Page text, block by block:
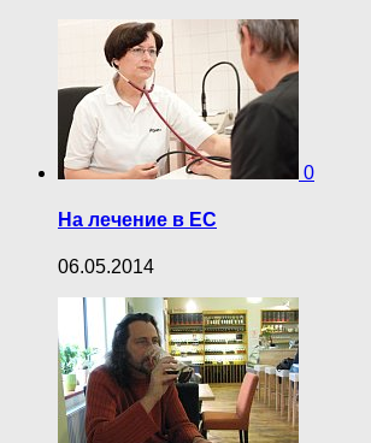
0
На лечение в ЕС
06.05.2014